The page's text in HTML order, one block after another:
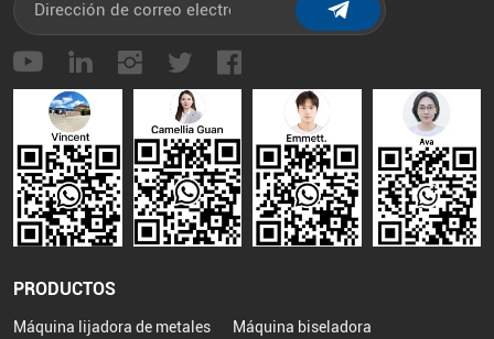
PRODUCTOS
Máquina lijadora de metales Máquina biseladora